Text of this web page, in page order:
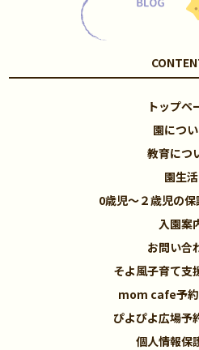
トップペ
園につ
教育につ
園生活
0歳児～２歳児の
入園案
お問い合
そよ風子育て支
mom cafe予
ぴよぴよ広場予
個人情報保